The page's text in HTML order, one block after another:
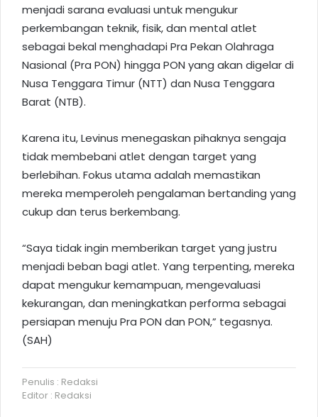
menjadi sarana evaluasi untuk mengukur
perkembangan teknik, fisik, dan mental atlet
sebagai bekal menghadapi Pra Pekan Olahraga
Nasional (Pra PON) hingga PON yang akan digelar di
Nusa Tenggara Timur (NTT) dan Nusa Tenggara
Barat (NTB).
Karena itu, Levinus menegaskan pihaknya sengaja
tidak membebani atlet dengan target yang
berlebihan. Fokus utama adalah memastikan
mereka memperoleh pengalaman bertanding yang
cukup dan terus berkembang.
“Saya tidak ingin memberikan target yang justru
menjadi beban bagi atlet. Yang terpenting, mereka
dapat mengukur kemampuan, mengevaluasi
kekurangan, dan meningkatkan performa sebagai
persiapan menuju Pra PON dan PON,” tegasnya.
(SAH)
Penulis : Redaksi
Editor : Redaksi